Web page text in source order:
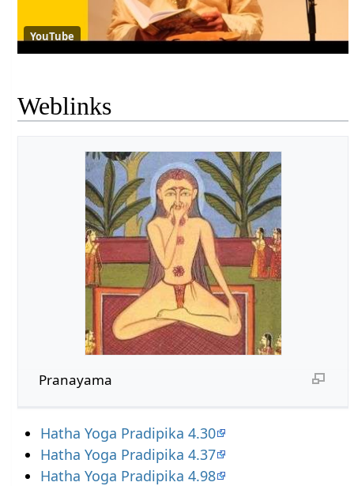
YouTube
Weblinks
Pranayama
Hatha Yoga Pradipika 4.30
Hatha Yoga Pradipika 4.37
Hatha Yoga Pradipika 4.98